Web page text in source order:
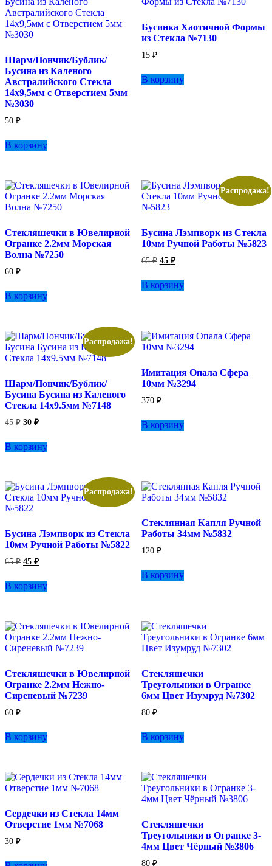
Шарм/Пончик/Бублик/
Бусина из Каленого
Австралийского Стекла
14х9,5мм с Отверстием 5мм
№3030
50 ₽
В корзину
Бусинка Хаотичной Формы
из Стекла №7130
15 ₽
В корзину
Стекляшечки в Ювелирной
Огранке 2.2мм Морская
Волна №7250
60 ₽
В корзину
Распродажа!
Бусина Лэмпворк из Стекла
10мм Ручной Работы №5823
65₽ Первоначальная
65 ₽.
45 ₽Текущая
45 ₽.
В корзину
Распродажа!
Шарм/Пончик/Бублик/
Бусина Бусина из Каленого
Стекла 14х9.5мм №7148
45₽ Первоначальная
цена
45 ₽.
30 ₽Текущая
цена:
30 ₽.
В корзину
Имитация Опала Сфера
10мм №3294
370 ₽
В корзину
Распродажа!
Бусина Лэмпворк из Стекла
10мм Ручной Работы №5822
65₽ Первоначальная
составляла
65 ₽.
45 ₽Текущая
45 ₽.
В корзину
Стеклянная Капля Ручной
Работы 34мм №5832
120 ₽
В корзину
Стекляшечки в Ювелирной
Огранке 2.2мм Нежно-
Сиреневый №7239
60 ₽
В корзину
Стекляшечки
Треугольники в Огранке
6мм Цвет Изумруд №7302
80 ₽
В корзину
Сердечки из Стекла 14мм
Отверстие 1мм №7068
30 ₽
Стекляшечки
Треугольники в Огранке 3-
4мм Цвет Чёрный №3806
80 ₽